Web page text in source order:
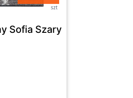
szt
Sofia Szary 66Cm